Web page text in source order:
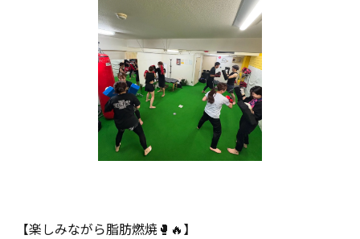
【楽しみながら脂肪燃焼🥊🔥】